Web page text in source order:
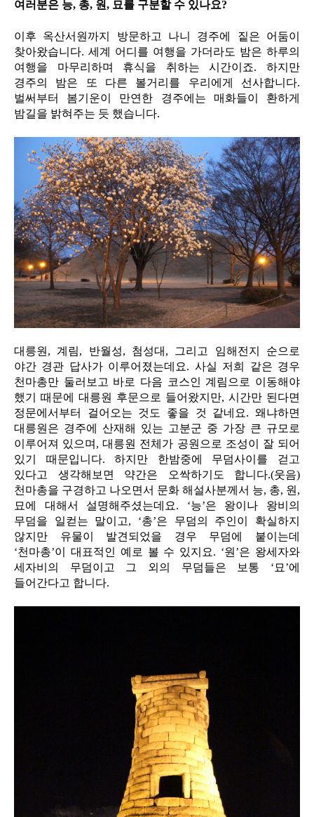
여러분은 능, 총, 원, 묘를 구분할 수 있나요?
이후 옥산서원까지 방문하고 나니 경주에 짙은 어둠이
찾아왔습니다. 세계 어디를 여행을 가더라도 밤은 하루의
여행을 마무리하며 휴식을 취하는 시간이죠. 하지만
경주의 밤은 또 다른 볼거리를 우리에게 선사합니다.
벌써부터 봄기운이 만연한 경주에는 매화들이 환하게
밤길을 밝혀주는 듯 했습니다.
대릉원, 계림, 반월성, 첨성대, 그리고 임해전지 순으로
야간 경관 답사가 이루어졌는데요. 사실 저희 같은 경우
천마총만 둘러보고 바로 다음 코스인 계림으로 이동해야
했기 때문에 대릉원 후문으로 들어왔지만, 시간만 된다면
정문에서부터 걸어오는 것도 좋을 것 같네요. 왜냐하면
대릉원은 경주에 산재해 있는 고분군 중 가장 큰 규모로
이루어져 있으며, 대릉원 전체가 공원으로 조성이 잘 되어
있기 때문입니다. 하지만 한밤중에 무덤사이를 걷고
있다고 생각해보면 약간은 오싹하기도 합니다.(웃음)
천마총을 구경하고 나오면서 문화 해설사분께서 능, 총, 원,
묘에 대해서 설명해주셨는데요. ‘능’은 왕이나 왕비의
무덤을 일컫는 말이고, ‘총’은 무덤의 주인이 확실하지
않지만 유물이 발견되었을 경우 무덤에 붙이는데
‘천마총’이 대표적인 예로 볼 수 있지요. ‘원’은 왕세자와
세자비의 무덤이고 그 외의 무덤들은 보통 ‘묘’에
들어간다고 합니다.